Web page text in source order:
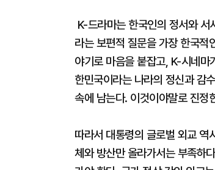
K-드라마는 한국인의 정서와 서
라는 보편적 질문을 가장 한국적
야기로 마음을 붙잡고, K-시네마
한민국이라는 나라의 정신과 감
속에 남는다. 이것이야말로 진정
따라서 대통령의 글로벌 외교 역
체와 방산만 올라가서는 부족하